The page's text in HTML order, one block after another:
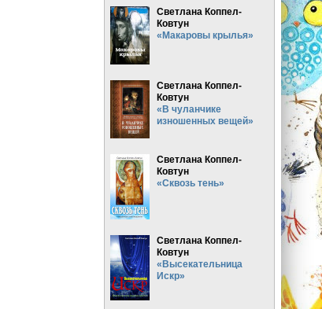
Светлана Коппел-
Ковтун
«Макаровы крылья»
Светлана Коппел-
Ковтун
«В чуланчике
изношенных вещей»
Светлана Коппел-
Ковтун
«Сквозь тень»
Светлана Коппел-
Ковтун
«Высекательница
Искр»